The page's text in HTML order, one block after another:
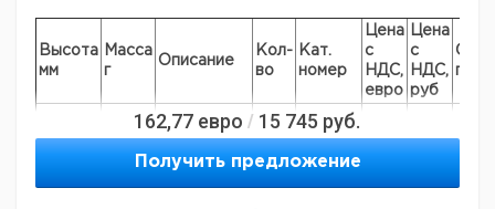
Высота
мм
Масса
г
Описание
Кол-
во
Кат.
номер
Цена
с
НДС,
евро
Цена
с
НДС,
руб
Срок
165 360
для
природного
газа
1 9018311
165 360 1 9018312
162,77 евро / 15 745 руб.
Получить предложение